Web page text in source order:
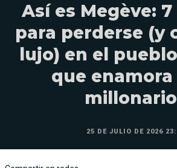
Así es Megève:
para perderse (y
lujo) en el
que enamora
25 DE JULIO DE 2026